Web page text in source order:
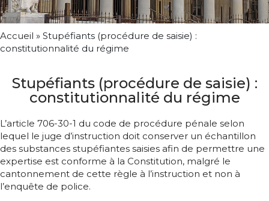
Accueil » Stupéfiants (procédure de saisie) :
constitutionnalité du régime
Stupéfiants (procédure de saisie) :
constitutionnalité du régime
L’article 706-30-1 du code de procédure pénale selon
lequel le juge d’instruction doit conserver un échantillon
des substances stupéfiantes saisies afin de permettre une
expertise est conforme à la Constitution, malgré le
cantonnement de cette règle à l’instruction et non à
l’enquête de police.